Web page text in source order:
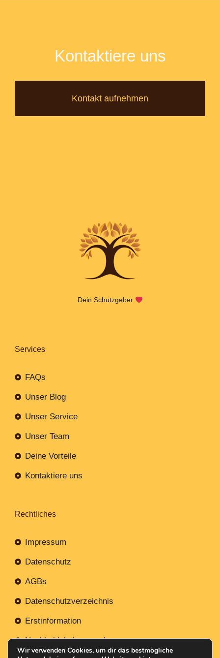
Kontaktiere uns
Kontakt aufnehmen
Dein Schutzgeber
Services
FAQs
Unser Blog
Unser Service
Unser Team
Deine Vorteile
Kontaktiere uns
Rechtliches
Impressum
Datenschutz
AGBs
Datenschutzverzeichnis
Erstinformation
Nachhaltigkeitsverordnung
Wir verwenden Cookies, um dir das bestmögliche